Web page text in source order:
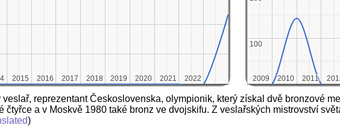
2015
2015 2016
2016 2017
2017 2018
2018 2019
2019 2020
2020 2021
2021 2022
2022 2009
2009 2010
2010 2011
2011
100
100
reprezentant Československa, olympionik, který získal dvě bronzové
čtyřce a v Moskvě 1980 také bronz ve dvojskifu. Z veslařských mistrovství
)